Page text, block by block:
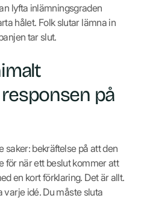
lyfta inlämningsgraden
hålet. Folk slutar lämna in
tar slut.
på
saker: bekräftelse på att den
för när ett beslut kommer att
en kort förklaring. Det är allt.
idé. Du måste sluta